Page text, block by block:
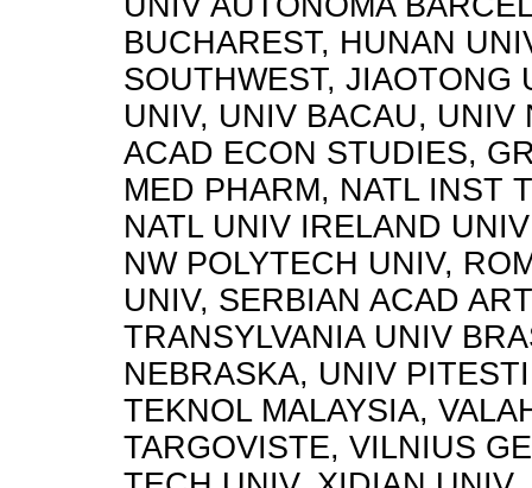
BUCHAREST, HUNAN
SOUTHWEST, JIAOTONG
UNIV, UNIV BACAU, UNIV
ACAD ECON STUDIES,
MED PHARM, NATL INST
NATL UNIV IRELAND
NW POLYTECH UNIV,
UNIV, SERBIAN ACAD
TRANSYLVANIA UNIV
NEBRASKA, UNIV
TEKNOL MALAYSIA,
TARGOVISTE, VILNIUS